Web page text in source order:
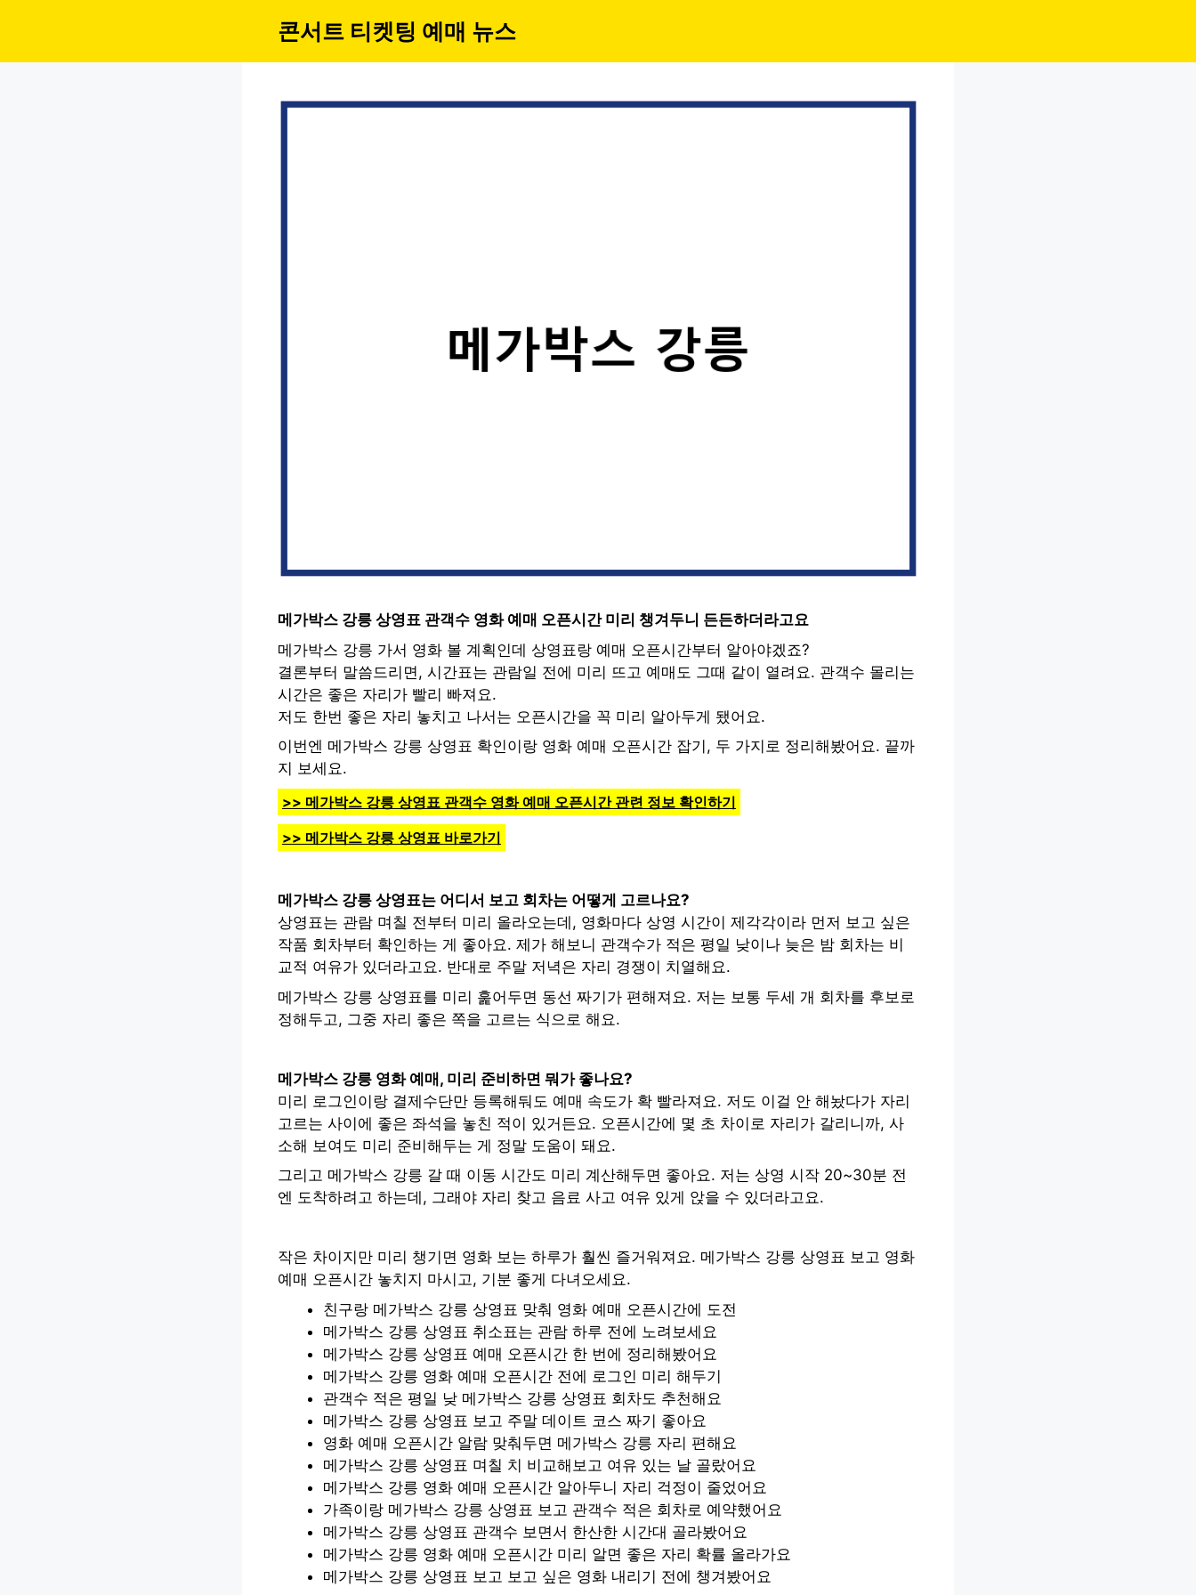
콘서트 티켓팅 예매 뉴스
메가박스 강릉 상영표 관객수 영화 예매 오픈시간 미리 챙겨두니 든든하더라고요
메가박스 강릉 가서 영화 볼 계획인데 상영표랑 예매 오픈시간부터 알아야겠죠?
결론부터 말씀드리면, 시간표는 관람일 전에 미리 뜨고 예매도 그때 같이 열려요. 관객수 몰리는
시간은 좋은 자리가 빨리 빠져요.
저도 한번 좋은 자리 놓치고 나서는 오픈시간을 꼭 미리 알아두게 됐어요.
이번엔 메가박스 강릉 상영표 확인이랑 영화 예매 오픈시간 잡기, 두 가지로 정리해봤어요. 끝까
지 보세요.
>> 메가박스 강릉 상영표 관객수 영화 예매 오픈시간 관련 정보 확인하기
>> 메가박스 강릉 상영표 바로가기
메가박스 강릉 상영표는 어디서 보고 회차는 어떻게 고르나요?
상영표는 관람 며칠 전부터 미리 올라오는데, 영화마다 상영 시간이 제각각이라 먼저 보고 싶은
작품 회차부터 확인하는 게 좋아요. 제가 해보니 관객수가 적은 평일 낮이나 늦은 밤 회차는 비
교적 여유가 있더라고요. 반대로 주말 저녁은 자리 경쟁이 치열해요.
메가박스 강릉 상영표를 미리 훑어두면 동선 짜기가 편해져요. 저는 보통 두세 개 회차를 후보로
정해두고, 그중 자리 좋은 쪽을 고르는 식으로 해요.
메가박스 강릉 영화 예매, 미리 준비하면 뭐가 좋나요?
미리 로그인이랑 결제수단만 등록해둬도 예매 속도가 확 빨라져요. 저도 이걸 안 해놨다가 자리
고르는 사이에 좋은 좌석을 놓친 적이 있거든요. 오픈시간에 몇 초 차이로 자리가 갈리니까, 사
소해 보여도 미리 준비해두는 게 정말 도움이 돼요.
그리고 메가박스 강릉 갈 때 이동 시간도 미리 계산해두면 좋아요. 저는 상영 시작 20~30분 전
엔 도착하려고 하는데, 그래야 자리 찾고 음료 사고 여유 있게 앉을 수 있더라고요.
작은 차이지만 미리 챙기면 영화 보는 하루가 훨씬 즐거워져요. 메가박스 강릉 상영표 보고 영화
예매 오픈시간 놓치지 마시고, 기분 좋게 다녀오세요.
친구랑 메가박스 강릉 상영표 맞춰 영화 예매 오픈시간에 도전
메가박스 강릉 상영표 취소표는 관람 하루 전에 노려보세요
메가박스 강릉 상영표 예매 오픈시간 한 번에 정리해봤어요
메가박스 강릉 영화 예매 오픈시간 전에 로그인 미리 해두기
관객수 적은 평일 낮 메가박스 강릉 상영표 회차도 추천해요
메가박스 강릉 상영표 보고 주말 데이트 코스 짜기 좋아요
영화 예매 오픈시간 알람 맞춰두면 메가박스 강릉 자리 편해요
메가박스 강릉 상영표 며칠 치 비교해보고 여유 있는 날 골랐어요
메가박스 강릉 영화 예매 오픈시간 알아두니 자리 걱정이 줄었어요
가족이랑 메가박스 강릉 상영표 보고 관객수 적은 회차로 예약했어요
메가박스 강릉 상영표 관객수 보면서 한산한 시간대 골라봤어요
메가박스 강릉 영화 예매 오픈시간 미리 알면 좋은 자리 확률 올라가요
메가박스 강릉 상영표 보고 보고 싶은 영화 내리기 전에 챙겨봤어요